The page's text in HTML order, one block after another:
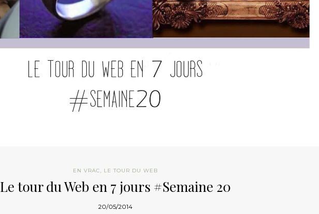
EN VRAC, LE TOUR DU WEB
Le tour du Web en 7 jours #Semaine 20
20/05/2014